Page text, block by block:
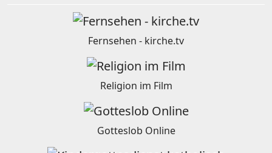
Fernsehen - kirche.tv
Religion im Film
Gotteslob Online